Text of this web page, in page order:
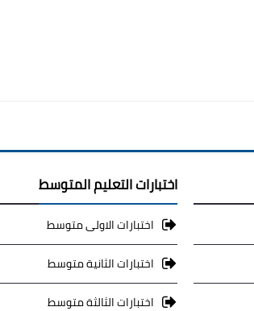
اختبارات التعليم المتوسط
اختبارات الاولى متوسط
اختبارات الثانية متوسط
اختبارات الثالثة متوسط